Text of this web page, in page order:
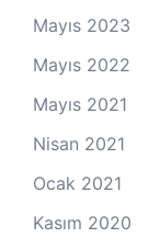
Mayıs 2023
Mayıs 2022
Mayıs 2021
Nisan 2021
Ocak 2021
Kasım 2020